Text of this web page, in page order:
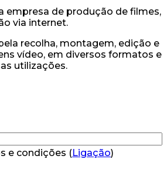
empresa de produção de filmes,
via internet.
recolha, montagem, edição e
vídeo, em diversos formatos e
utilizações.
e condições (Ligação)